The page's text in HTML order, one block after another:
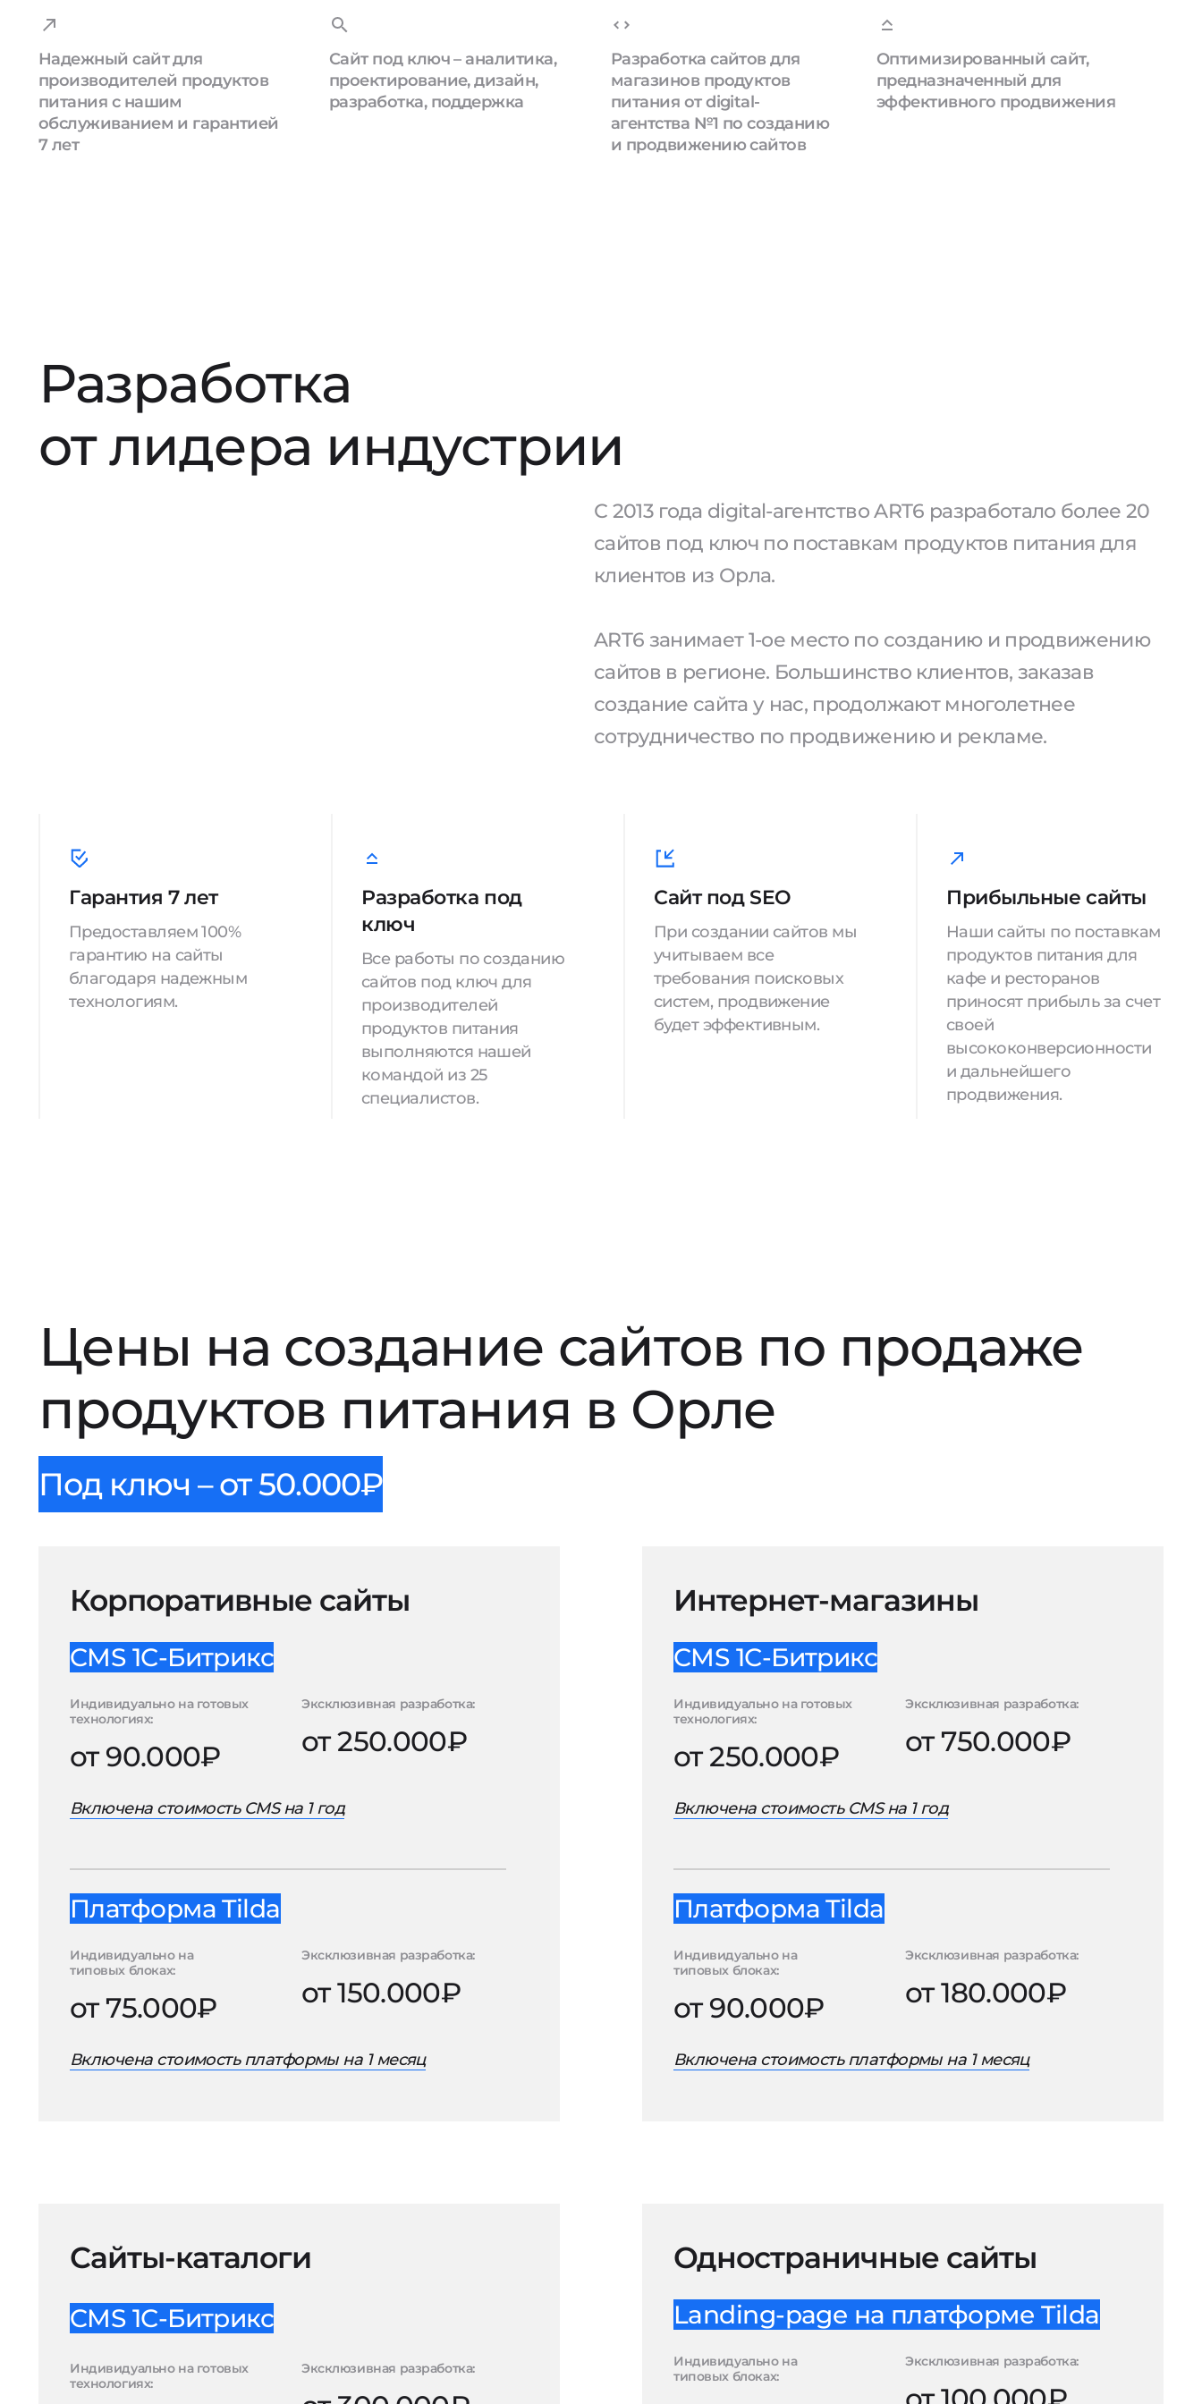
Надежный сайт для
производителей продуктов
питания с нашим
обслуживанием и гарантией
7 лет
Сайт под ключ – аналитика,
проектирование, дизайн,
разработка, поддержка
Разработка сайтов для
магазинов продуктов
питания от digital-
агентства №1 по созданию
и продвижению сайтов
Оптимизированный сайт,
предназначенный для
эффективного продвижения
Разработка
от лидера индустрии
С 2013 года digital-агентство ART6 разработало более 20
сайтов под ключ по поставкам продуктов питания для
клиентов из Орла.
ART6 занимает 1-ое место по созданию и продвижению
сайтов в регионе. Большинство клиентов, заказав
создание сайта у нас, продолжают многолетнее
сотрудничество по продвижению и рекламе.
Гарантия 7 лет
Предоставляем 100%
гарантию на сайты
благодаря надежным
технологиям.
Разработка под
ключ
Все работы по созданию
сайтов под ключ для
производителей
продуктов питания
выполняются нашей
командой из 25
специалистов.
Сайт под SEO
При создании сайтов мы
учитываем все
требования поисковых
систем, продвижение
будет эффективным.
Прибыльные сайты
Наши сайты по поставкам
продуктов питания для
кафе и ресторанов
приносят прибыль за счет
своей
высококонверсионности
и дальнейшего
продвижения.
Цены на создание сайтов по продаже
продуктов питания в Орле
Под ключ – от 50.000₽
Корпоративные сайты
CMS 1С-Битрикс
Индивидуально на готовых
технологиях:
от 90.000₽
Эксклюзивная разработка:
от 250.000₽
Включена стоимость CMS на 1 год
Платформа Tilda
Индивидуально на
типовых блоках:
от 75.000₽
Эксклюзивная разработка:
от 150.000₽
Включена стоимость платформы на 1 месяц
Интернет-магазины
CMS 1С-Битрикс
Индивидуально на готовых
технологиях:
от 250.000₽
Эксклюзивная разработка:
от 750.000₽
Включена стоимость CMS на 1 год
Платформа Tilda
Индивидуально на
типовых блоках:
от 90.000₽
Эксклюзивная разработка:
от 180.000₽
Включена стоимость платформы на 1 месяц
Сайты-каталоги
CMS 1С-Битрикс
Индивидуально на готовых
технологиях:
Эксклюзивная разработка:
Одностраничные сайты
Landing-page на платформе Tilda
Индивидуально на
типовых блоках:
Эксклюзивная разработка: